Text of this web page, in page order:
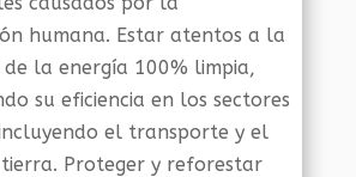
humana. Estar atentos a la
la energía 100% limpia,
su eficiencia en los sectores
el transporte y el
Proteger y reforestar